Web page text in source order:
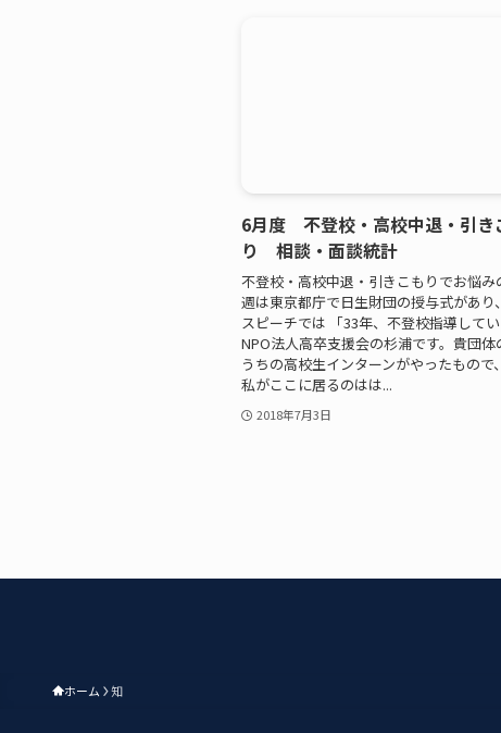
6月度 不登校・高校中退・引き
り 相談・面談統計
不登校・高校中退・引きこもりでお悩み
週は東京都庁で日生財団の授与式があり
スピーチでは 「33年、不登校指導してい
NPO法人高卒支援会の杉浦です。貴団体
うちの高校生インターンがやったもので
私がここに居るのはは...
2018年7月3日
ホーム 知